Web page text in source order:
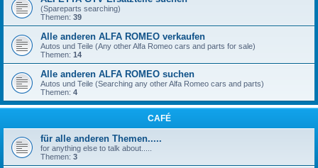
(Spareparts searching)
Themen: 39
Alle anderen ALFA ROMEO verkaufen
Autos und Teile (Any other Alfa Romeo cars and parts for sale)
Themen: 14
Alle anderen ALFA ROMEO suchen
Autos und Teile (Searching any other Alfa Romeo cars and parts)
Themen: 4
CAFÉ
für alle anderen Themen.....
for anything else to talk about.....
Themen: 3